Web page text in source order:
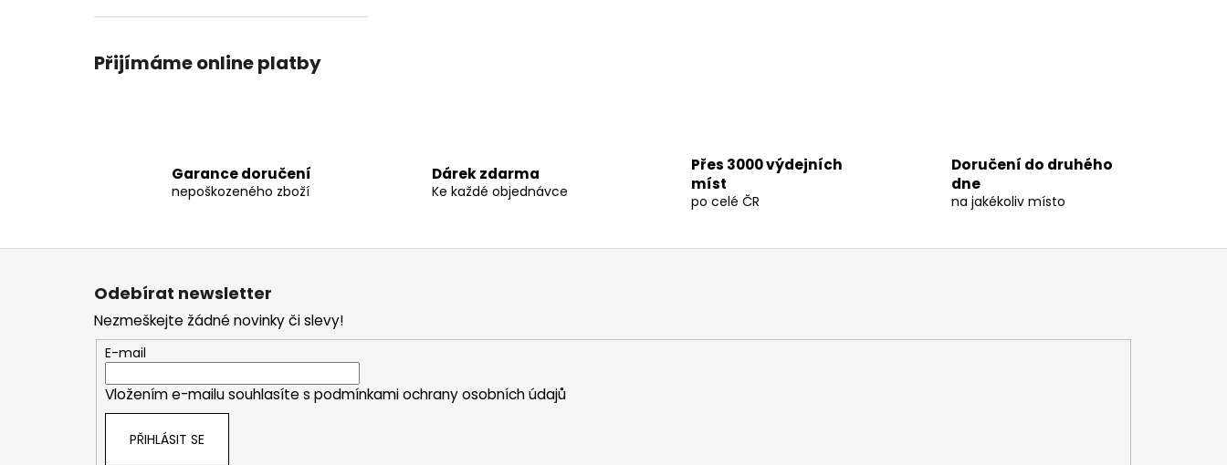
Přijímáme online platby
ý
u
Garance doručení
nepoškozeného zboží
Dárek zdarma
Ke každé objednávce
Přes 3000 výdejních
míst
po celé ČR
Doručení do druhého
dne
na jakékoliv místo
Z
Odebírat newsletter
Nezmeškejte žádné novinky či slevy!
E-mail
Vložením e-mailu souhlasíte s podmínkami ochrany osobních údajů
PŘIHLÁSIT SE